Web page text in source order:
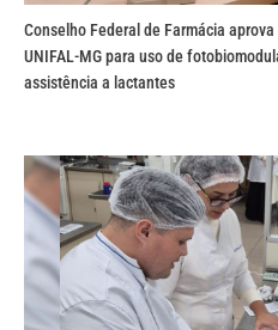
Conselho Federal de Farmácia
UNIFAL-MG para uso de
assistência a lactantes